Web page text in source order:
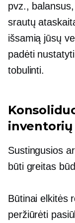
pvz.,
srautų
išsamią jūsų
padėti
tobulinti.
inventorių
Sustingusios
būti greitas
Būtinai elkitės
peržiūrėti